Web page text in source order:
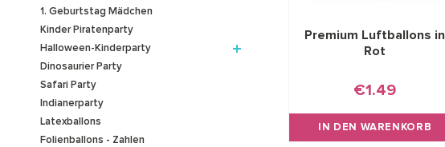
1. Geburtstag Mädchen
Kinder Piratenparty
Halloween-Kinderparty
Dinosaurier Party
Safari Party
Indianerparty
Latexballons
Folienballons - Zahlen
Premium Luftballons in
Rot
€1.49
IN DEN WARENKORB